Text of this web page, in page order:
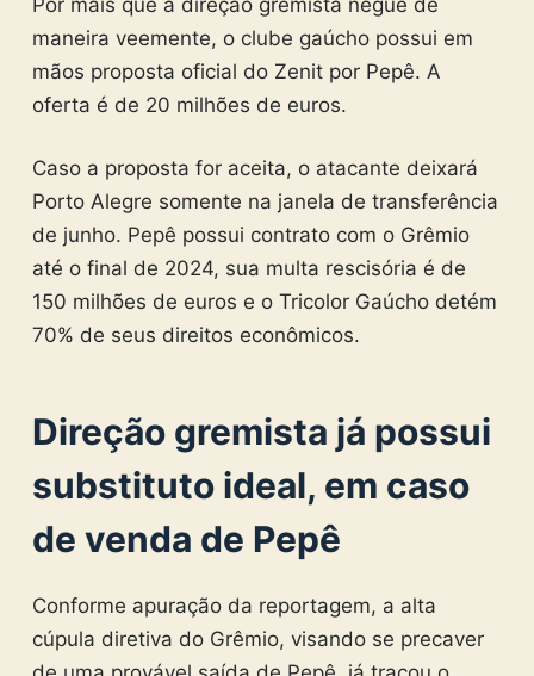
maneira veemente, o clube gaúcho possui em
mãos proposta oficial do Zenit por Pepê. A
oferta é de 20 milhões de euros.
Caso a proposta for aceita, o atacante deixará
Porto Alegre somente na janela de transferência
de junho. Pepê possui contrato com o Grêmio
até o final de 2024, sua multa rescisória é de
150 milhões de euros e o Tricolor Gaúcho detém
70% de seus direitos econômicos.
Direção gremista já possui
substituto ideal, em caso
de venda de Pepê
Conforme apuração da reportagem, a alta
cúpula diretiva do Grêmio, visando se precaver